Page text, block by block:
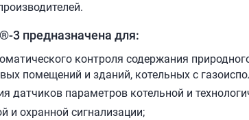
3 предназначена для:
контроля содержания
помещений и зданий, котельных с
датчиков параметров котельной и
и охранной сигнализации;